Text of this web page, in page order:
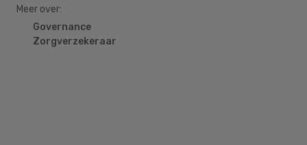
Meer over:
Governance
Zorgverzekeraar